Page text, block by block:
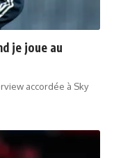
je joue au
accordée à Sky